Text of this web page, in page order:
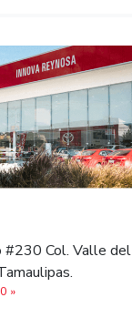
Col. Valle del
»